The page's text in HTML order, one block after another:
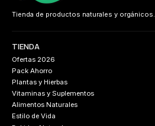
Tienda de productos naturales y orgánicos.
TIENDA
Ofertas 2026
Pack Ahorro
Plantas y Hierbas
Vitaminas y Suplementos
Alimentos Naturales
Estilo de Vida